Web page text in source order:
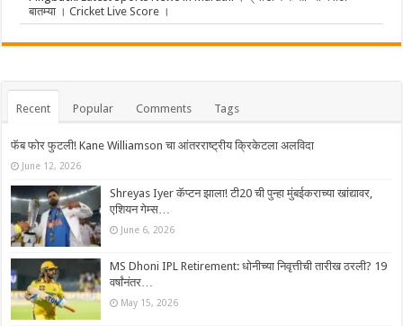
बातम्या । Cricket Live Score ।
Recent Popular Comments Tags
फॅब फोर फुटली! Kane Williamson चा आंतरराष्ट्रीय क्रिकेटला अलविदा
June 12, 2026
Shreyas Iyer कॅप्टन झाला! टी20 ची पुन्हा मुंबईकराच्या खांद्यावर,
एशियन गेम्स…
June 6, 2026
MS Dhoni IPL Retirement: धोनीच्या निवृत्तीची तारीख ठरली? 19
वर्षांनंतर…
May 15, 2026